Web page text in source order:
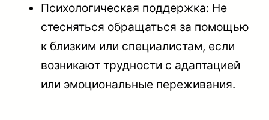
Психологическая поддержка: Не
стесняться обращаться за помощью
к близким или специалистам, если
возникают трудности с адаптацией
или эмоциональные переживания.